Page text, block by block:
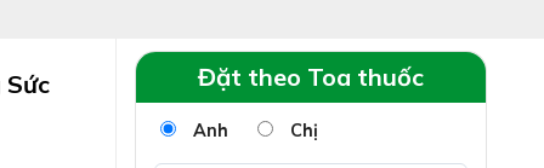
Đặt theo Toa thuốc
Anh Chị